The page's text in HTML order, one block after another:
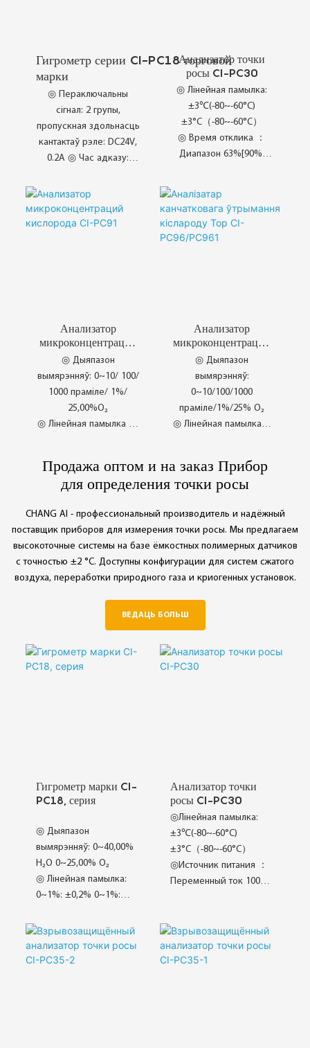
Гигрометр серии CI-PC18 торговой
марки
◎ Пераключальны
сігнал: 2 групы,
пропускная здольнасць
кантактаў рэле: DC24V,
0.2A ◎ Час адказу:
°C（25°C） ◎
Дыяпазон вымярэнняў:
0~10/100/1000
Анализатор точки
росы CI-PC30
◎ Лінейная памылка:
±3℃(-80~-60°C)
±3°C（-80~-60°C）
◎ Время отклика ：
Диапазон 63%[90%]
Переменный ток 100–
240 В, 50/60 Гц
меню
Анализатор
микроконцентраций
кислорода CI-PC91
◎ Дыяпазон
вымярэнняў: 0~10/ 100/
1000 праміле/ 1%/
25,00%O₂
◎ Лінейная памылка ：
◎ Аўтаматычнае
◎ Ахова камеры
разумнага датчыка
◎ Пашыраны бяспечны
дэтэктар газу
◎ Газавы аналізатар з
аўтаматычнай абаронай
◎ Інтэлектуальная
сістэма кантролю ціску
Анализатор
микроконцентраций
кислорода CI-PC96
/ CI-PC961
◎ Дыяпазон
вымярэнняў:
0~10/100/1000
праміле/1%/25% O₂
◎ Лінейная памылка：
◎ Паўтараемасць:
0,01~9,99 праміле O₂:
◎ Сістэма абароны ад
перавышэння радыусу
дзеяння
◎ Аўтаматычнае
адключэнне газавага
двухбаковай камеры
Продажа оптом и на заказ Прибор
для определения точки росы
CHANG AI - профессиональный производитель и надёжный
поставщик приборов для измерения точки росы. Мы предлагаем
высокоточные системы на базе ёмкостных полимерных датчиков
с точностью ±2 °C. Доступны конфигурации для систем сжатого
воздуха, переработки природного газа и криогенных установок.
ВЕДАЦЬ БОЛЬШ
Гигрометр марки CI-
PC18, серия
◎ Дыяпазон
вымярэнняў: 0~40,00%
H₂O 0~25,00% O₂
◎ Лінейная памылка:
0~1%: ±0,2% 0~1%:
◎ Час адклікання:
T₉₀<60 с (пасля поўнага
папярэдняга нагрэву)
Анализатор точки
росы CI-PC30
◎Лінейная памылка:
±3℃(-80~-60°C)
±3°C（-80~-60°C）
◎Источник питания ：
Переменный ток 100–
(стандартны)/RS232
(дадатковы)
◎Высокая стабільнасць